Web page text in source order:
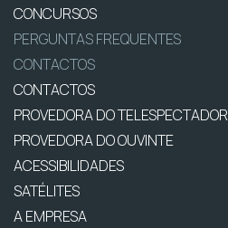
CONCURSOS
PERGUNTAS FREQUENTES
CONTACTOS
CONTACTOS
PROVEDORA DO TELESPECTADOR
PROVEDORA DO OUVINTE
ACESSIBILIDADES
SATÉLITES
A EMPRESA